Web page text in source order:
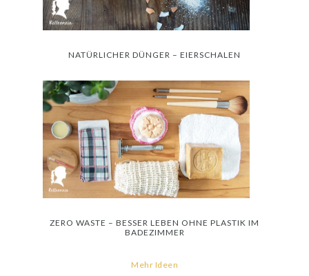
NATÜRLICHER DÜNGER – EIERSCHALEN
ZERO WASTE – BESSER LEBEN OHNE PLASTIK IM
BADEZIMMER
Mehr Ideen